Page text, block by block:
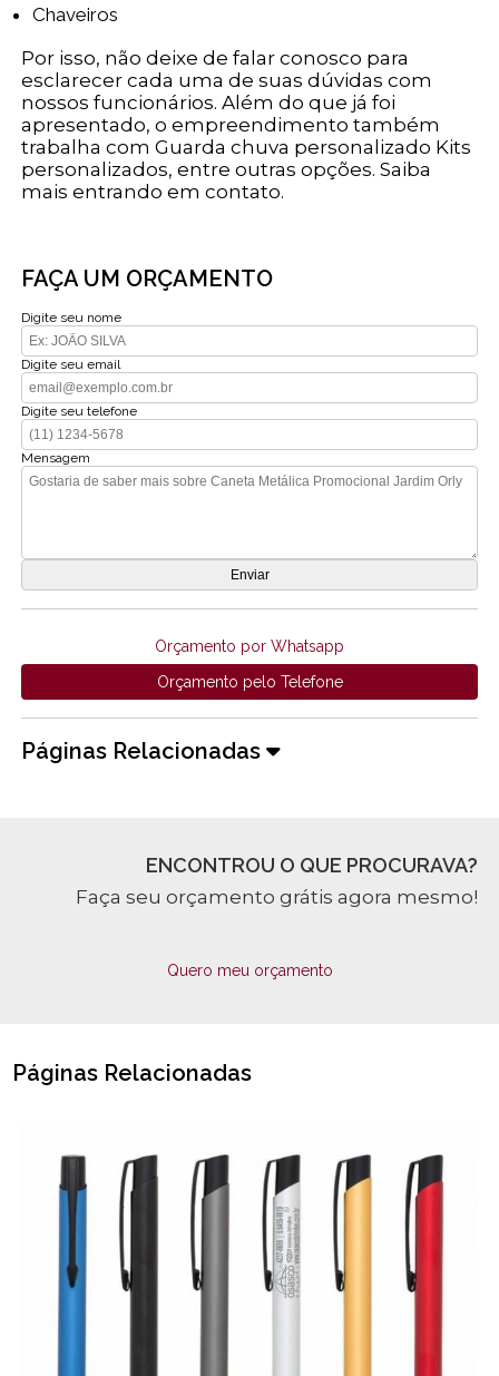
Chaveiros
Por isso, não deixe de falar conosco para
esclarecer cada uma de suas dúvidas com
nossos funcionários. Além do que já foi
apresentado, o empreendimento também
trabalha com Guarda chuva personalizado Kits
personalizados, entre outras opções. Saiba
mais entrando em contato.
FAÇA UM ORÇAMENTO
Digite seu nome
Digite seu email
Digite seu telefone
Mensagem
Orçamento por Whatsapp
Orçamento pelo Telefone
Páginas Relacionadas
ENCONTROU O QUE PROCURAVA?
Faça seu orçamento grátis agora mesmo!
Quero meu orçamento
Páginas Relacionadas